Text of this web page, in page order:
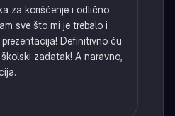
za korišćenje i odlično
sve što mi je trebalo i
Definitivno ću
zadatak! A naravno,